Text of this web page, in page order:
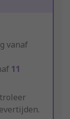
vanaf
11